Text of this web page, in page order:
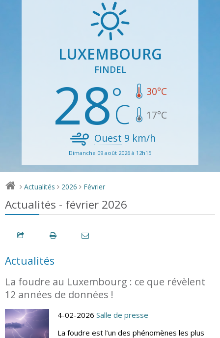
LUXEMBOURG
FINDEL
28 30°C
17°C
Ouest 9 km/h
Dimanche 09 août 2026 à 12h15
> Actualités > 2026 > Février
Actualités - février 2026
Actualités
La foudre au Luxembourg : ce que révèlent
12 années de données !
4-02-2026 Salle de presse
La foudre est l’un des phénomènes les plus